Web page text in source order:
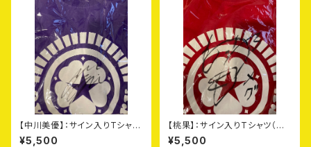
【中川美優】：サイン入りTシャツ
（紫：Lサイズ）＋DVD +オマケ
¥5,500
【桃果】：サイン入りTシャツ（赤：
Lサイズ）＋DVD+オマケ
¥5,500